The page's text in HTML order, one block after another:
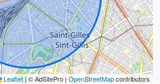
Leaflet |© AdSitePro | OpenStreetMapcontributors